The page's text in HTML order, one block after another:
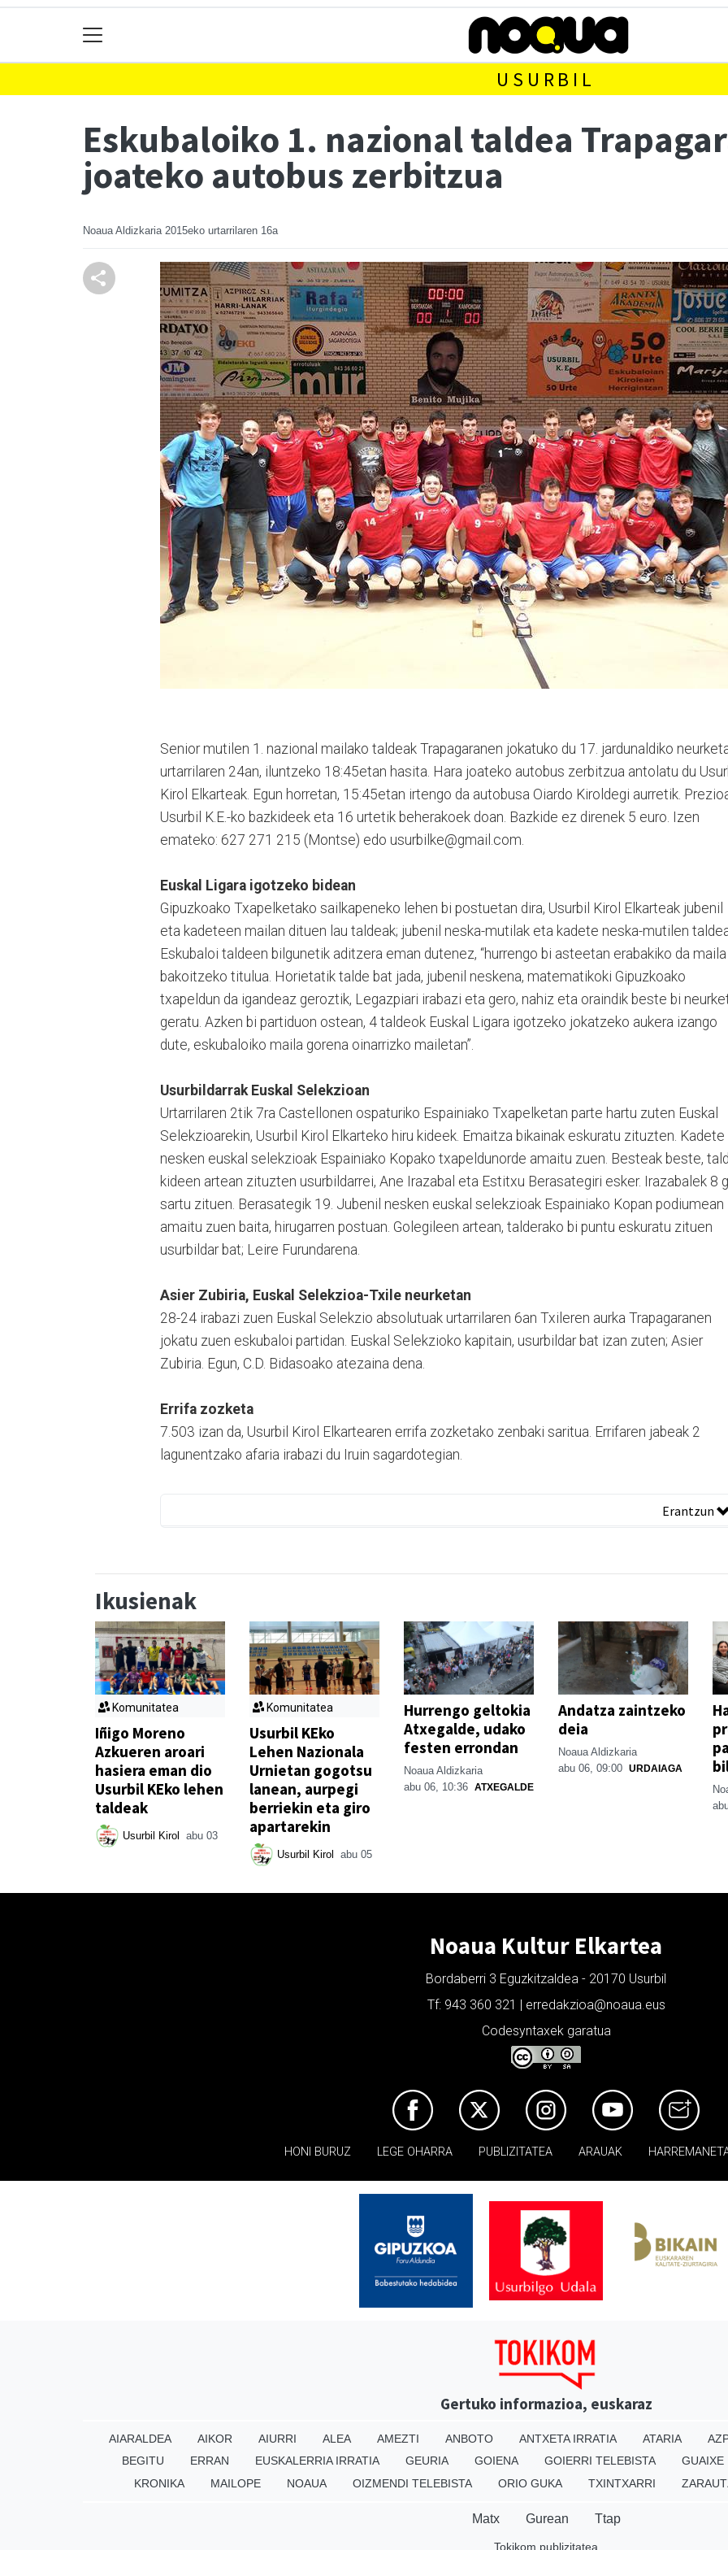
USURBIL
Eskubaloiko 1. nazional taldea
joateko autobus zerbitzua
Noaua Aldizkaria 2015eko urtarrilaren 16a
Senior mutilen 1. nazional mailako taldeak Trapagaranen jokatuko du 17. jardunaldiko
urtarrilaren 24an, iluntzeko 18:45etan hasita. Hara joateko autobus zerbitzua antolatu du
Kirol Elkarteak. Egun horretan, 15:45etan irtengo da autobusa Oiardo Kiroldegi aurretik.
Usurbil K.E.-ko bazkideek eta 16 urtetik beherakoek doan. Bazkide ez direnek 5 euro. Izen
emateko: 627 271 215 (Montse) edo usurbilke@gmail.com.
Euskal Ligara igotzeko bidean
Gipuzkoako Txapelketako sailkapeneko lehen bi postuetan dira, Usurbil Kirol Elkarteak jubenil
eta kadeteen mailan dituen lau taldeak; jubenil neska-mutilak eta kadete neska-mutilen
Eskubaloi taldeen bilgunetik aditzera eman dutenez, “hurrengo bi asteetan erabakiko da maila
bakoitzeko titulua. Horietatik talde bat jada, jubenil neskena, matematikoki Gipuzkoako
txapeldun da igandeaz geroztik, Legazpiari irabazi eta gero, nahiz eta oraindik beste bi
geratu. Azken bi partiduon ostean, 4 taldeok Euskal Ligara igotzeko jokatzeko aukera izango
dute, eskubaloiko maila gorena oinarrizko mailetan”.
Usurbildarrak Euskal Selekzioan
Urtarrilaren 2tik 7ra Castellonen ospaturiko Espainiako Txapelketan parte hartu zuten Euskal
Selekzioarekin, Usurbil Kirol Elkarteko hiru kideek. Emaitza bikainak eskuratu zituzten. Kadete
nesken euskal selekzioak Espainiako Kopako txapeldunorde amaitu zuen. Besteak beste,
kideen artean zituzten usurbildarrei, Ane Irazabal eta Estitxu Berasategiri esker. Irazabalek 8
sartu zituen. Berasategik 19. Jubenil nesken euskal selekzioak Espainiako Kopan podiumean
amaitu zuen baita, hirugarren postuan. Golegileen artean, talderako bi puntu eskuratu zituen
usurbildar bat; Leire Furundarena.
Asier Zubiria, Euskal Selekzioa-Txile neurketan
28-24 irabazi zuen Euskal Selekzio absolutuak urtarrilaren 6an Txileren aurka Trapagaranen
jokatu zuen eskubaloi partidan. Euskal Selekzioko kapitain, usurbildar bat izan zuten; Asier
Zubiria. Egun, C.D. Bidasoako atezaina dena.
Errifa zozketa
7.503 izan da, Usurbil Kirol Elkartearen errifa zozketako zenbaki saritua. Errifaren jabeak 2
lagunentzako afaria irabazi du Iruin sagardotegian.
Erantzun
Ikusienak
Komunitatea
Iñigo Moreno
Azkueren aroari
hasiera eman dio
Usurbil KEko lehen
taldeak
Usurbil Kirol abu 03
Komunitatea
Usurbil KEko
Lehen Nazionala
Urnietan gogotsu
lanean, aurpegi
berriekin eta giro
apartarekin
Usurbil Kirol abu 05
Hurrengo geltokia
Atxegalde, udako
festen errondan
Noaua Aldizkaria
abu 06, 10:36 ATXEGALDE
Andatza zaintzeko
deia
Noaua Aldizkaria
abu 06, 09:00 URDAIAGA
Noaua Kultur Elkartea
Bordaberri 3 Eguzkitzaldea - 20170 Usurbil
Tf: 943 360 321 | erredakzioa@noaua.eus
Codesyntaxek garatua
HONI BURUZ LEGE OHARRA PUBLIZITATEA ARAUAK
Gertuko informazioa, euskaraz
AIARALDEA AIKOR AIURRI ALEA AMEZTI ANBOTO ANTXETA IRRATIA ATARIA
BEGITU
ERRAN EUSKALERRIA IRRATIA GEURIA GOIENA GOIERRI TELEBISTA GUAIXE
KRONIKA
MAILOPE NOAUA OIZMENDI TELEBISTA ORIO GUKA TXINTXARRI
Matx Gurean Ttap
Tokikom publizitatea